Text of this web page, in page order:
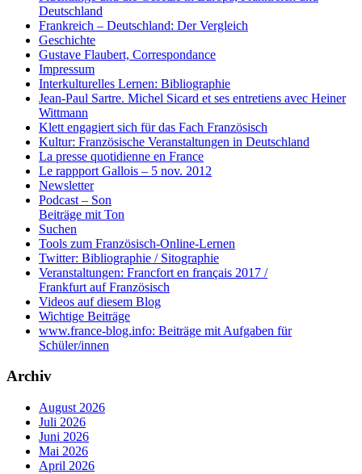
Deutschland
Frankreich – Deutschland: Der Vergleich
Geschichte
Gustave Flaubert, Correspondance
Impressum
Interkulturelles Lernen: Bibliographie
Jean-Paul Sartre. Michel Sicard et ses entretiens avec Heiner
Wittmann
Klett engagiert sich für das Fach Französisch
Kultur: Französische Veranstaltungen in Deutschland
La presse quotidienne en France
Le rappport Gallois – 5 nov. 2012
Newsletter
Podcast – Son
Beiträge mit Ton
Suchen
Tools zum Französisch-Online-Lernen
Twitter: Bibliographie / Sitographie
Veranstaltungen: Francfort en français 2017 /
Frankfurt auf Französisch
Videos auf diesem Blog
Wichtige Beiträge
www.france-blog.info: Beiträge mit Aufgaben für
Schüler/innen
Archiv
August 2026
Juli 2026
Juni 2026
Mai 2026
April 2026